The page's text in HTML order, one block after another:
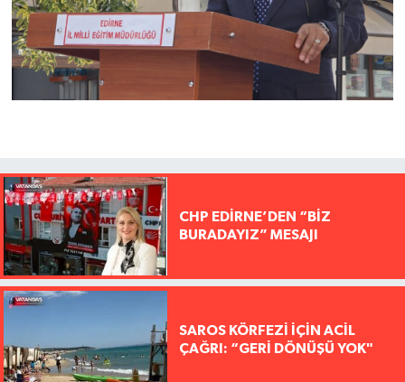
CHP EDİRNE’DEN “BİZ
BURADAYIZ” MESAJI
SAROS KÖRFEZİ İÇİN ACİL
ÇAĞRI: “GERİ DÖNÜŞÜ YOK"